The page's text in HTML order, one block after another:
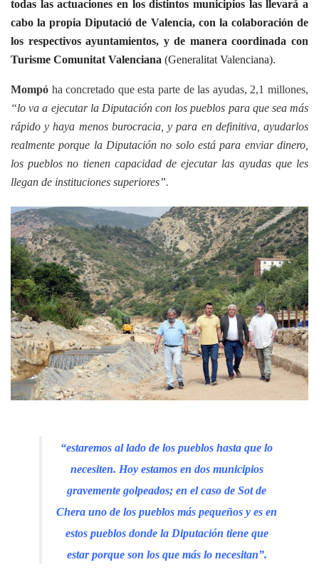
todas las actuaciones en los distintos municipios las llevará a
cabo la propia Diputació de Valencia, con la colaboración de
los respectivos ayuntamientos, y de manera coordinada con
Turisme Comunitat Valenciana (Generalitat Valenciana).
Mompó ha concretado que esta parte de las ayudas, 2,1 millones,
“lo va a ejecutar la Diputación con los pueblos para que sea más
rápido y haya menos burocracia, y para en definitiva, ayudarlos
realmente porque la Diputación no solo está para enviar dinero,
los pueblos no tienen capacidad de ejecutar las ayudas que les
llegan de instituciones superiores”.
“estaremos al lado de los pueblos hasta que lo
necesiten. Hoy estamos en dos municipios
gravemente golpeados; en el caso de Sot de
Chera uno de los pueblos más pequeños y es en
estos pueblos donde la Diputación tiene que
estar porque son los que más lo necesitan”.